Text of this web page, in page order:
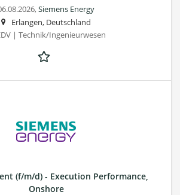
Siemens Energy
Erlangen, Deutschland
| Technik/Ingenieurwesen
(f/m/d) - Execution Performance,
Onshore